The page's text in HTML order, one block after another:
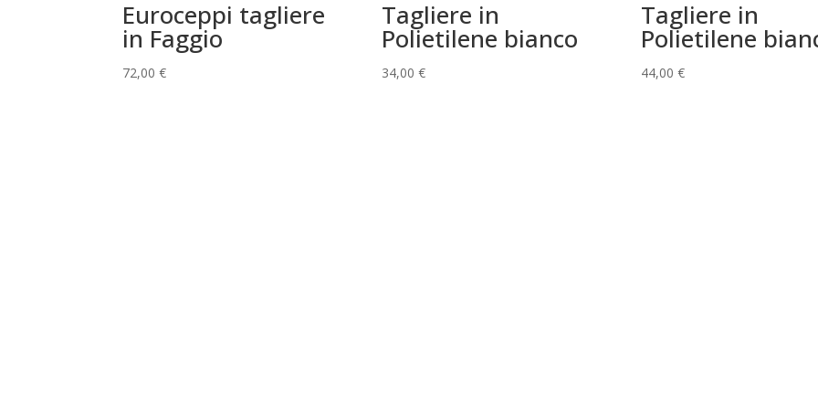
Euroceppi tagliere
in Faggio
72,00€
Tagliere in
Polietilene bianco
34,00 €
Tagliere in
Polietilene
44,00 €